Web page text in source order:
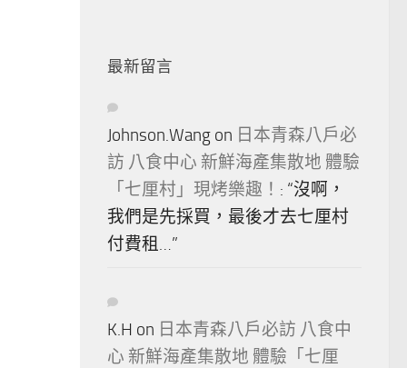
最新留言
Johnson.Wang on 日本青森八戶必
訪 八食中心 新鮮海產集散地 體驗
「七厘村」現烤樂趣！ : “沒啊，
我們是先採買，最後才去七厘村
付費租…”
K.H on 日本青森八戶必訪 八食中
心 新鮮海產集散地 體驗「七厘